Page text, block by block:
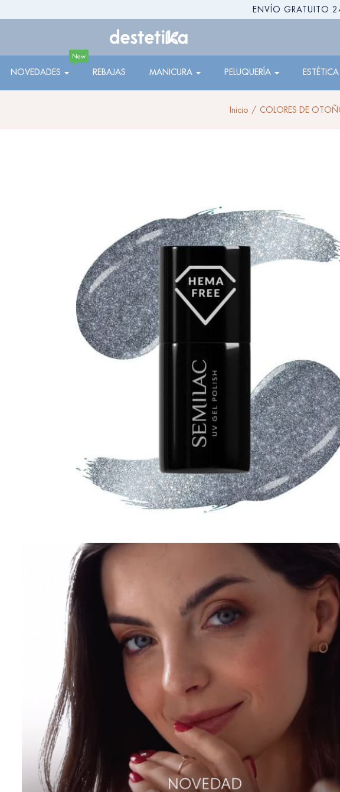
ENVÍO GRATUITO
NOVEDADES
New
REBAJAS MANICURA PELUQUERÍA ESTÉTICA
Inicio COLORES DE